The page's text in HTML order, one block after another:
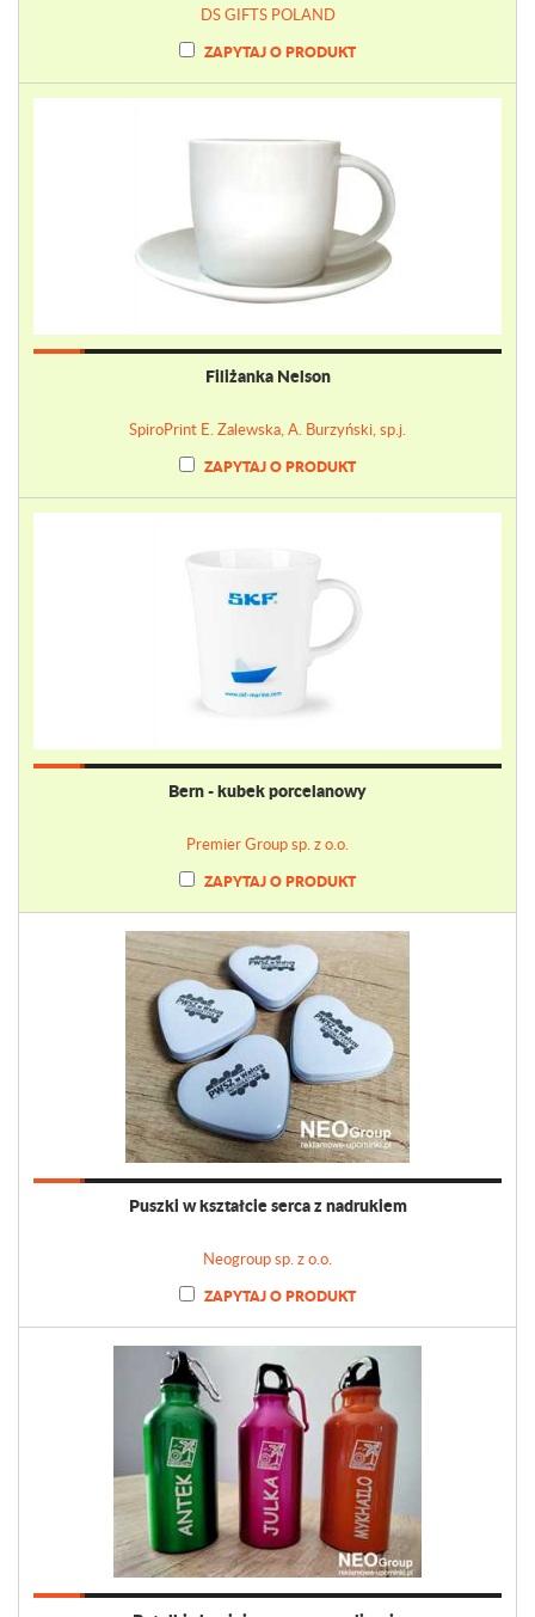
DS GIFTS POLAND
ZAPYTAJ O PRODUKT
Filiżanka Nelson
SpiroPrint E. Zalewska, A. Burzyński, sp.j.
ZAPYTAJ O PRODUKT
Bern - kubek porcelanowy
Premier Group sp. z o.o.
ZAPYTAJ O PRODUKT
Puszki w kształcie serca z nadrukiem
Neogroup sp. z o.o.
ZAPYTAJ O PRODUKT